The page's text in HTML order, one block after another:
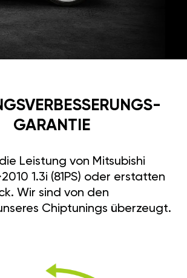
GARANTIE
Leistung von Mitsubishi
1.3i (81PS) oder erstatten
Wir sind von den
Chiptunings überzeugt.